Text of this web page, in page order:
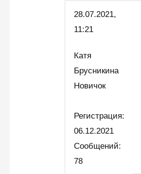
28.07.2021,
11:21
Катя
Брусникина
Новичок
Регистрация:
06.12.2021
Сообщений:
78